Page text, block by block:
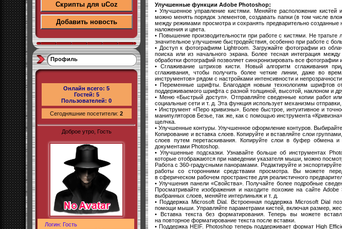
Скрипты для uCoz
Добавить новость
Профиль
Онлайн всего: 5
Гостей: 5
Пользователей: 0
Сегодняшние посетители: 2
Доброе утро, Гость
Логин: Гость
Улучшенные функции Adobe Photoshop:
• Улучшенное управление кистями. Меняйте расположение
можно менять порядок элементов, создавать папки (в том числе
между режимами просмотра и сохранять предварительно созданные
наложения и цвета.
• Повышение производительности при работе с кистями. Не
значительное улучшение быстродействия, особенно при работе с
• Доступ к фотографиям Lightroom. Загружайте фотографии из
поиска или из начального экрана. Более тесная интеграция
обработки фотографий позволяет синхронизировать все фотографии
• Сглаживание штрихов кисти. Новый алгоритм сглаживания
сглаживания, чтобы получить более четкие линии, даже во
инструментов» рядом с настройками интенсивности и непрозрачности.
• Переменные шрифты. Благодаря новым технологиям шрифтов
поддерживаемого шрифта с разной толщиной, высотой, наклоном и
• Меню «Быстрый доступ». Отправляйте сведенные копии работ
социальные сети и т. д. Эта функция использует механизмы
• Инструмент «Перо кривизны». Более быстрое, интуитивное и
манипуляторов Безье, так же, как с помощью инструмента
щелчка.
• Улучшенные контуры. Улучшенное оформление контуров.
Копирование и вставка слоев. Копируйте и вставляйте слои
слоев путем перетаскивания. Копируйте слои в буфер
документами Photoshop.
• Улучшенные подсказки. Узнавайте больше об инструментах
которые отображаются при наведении указателя мыши, можно
Работа с 360-градусными панорамами. Редактируйте и
работы со сторонними средствами просмотра. Вы можете
в сферическом рабочем пространстве для реалистичного
• Улучшения панели «Свойства». Получайте более подробные
Просматривайте изображения и находите похожие на сайте
выбранных слоев, меняйте интерлиньяж и т. д.
• Поддержка Microsoft Dial. Встроенная поддержка Microsoft Dial
помощи мыши. Управляйте параметрами кистей, включая размер,
• Вставка текста без форматирования. Теперь вы можете
на повторное форматирование текста после вставки.
• Поддержка HEIF. Photoshop теперь поддерживает формат High